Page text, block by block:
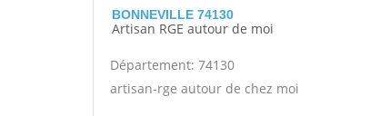
BONNEVILLE 74130
Artisan RGE autour de moi
Département: 74130
artisan-rge autour de chez moi